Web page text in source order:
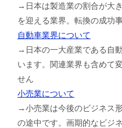
→日本は製造業の割合が大
を迎える業界。転換の成功
自動車業界について
→日本の一大産業である自
います。関連業界も含めて
せん
小売業について
→小売業は今後のビジネス
の途中です。画期的なビジ